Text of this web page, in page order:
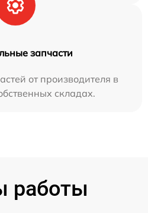
запчасти
от производителя в
складах.
работы